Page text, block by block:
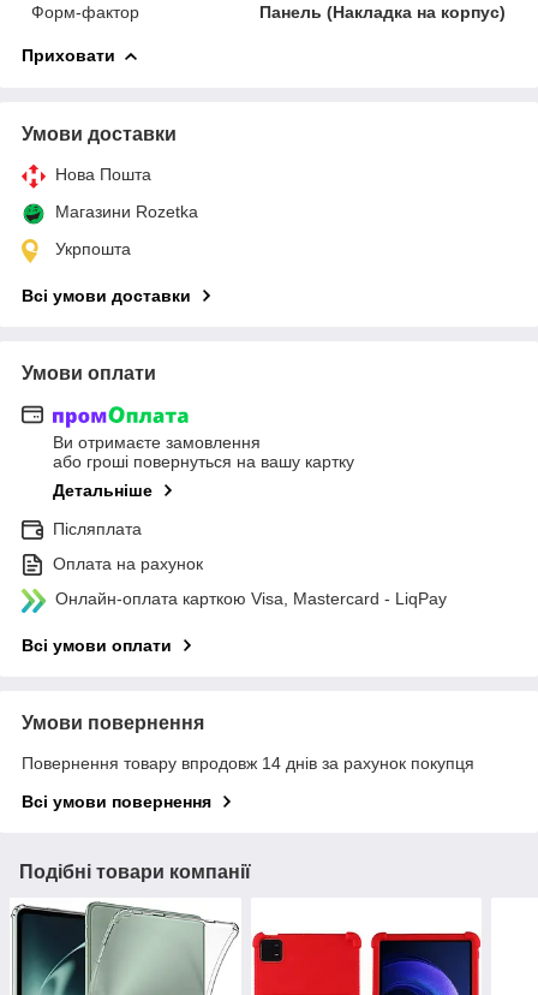
Форм-фактор
Панель (Накладка на корпус)
Приховати
Умови доставки
Нова Пошта
Магазини Rozetka
Укрпошта
Всі умови доставки
Умови оплати
Ви отримаєте замовлення
або гроші повернуться на вашу картку
Детальніше
Післяплата
Оплата на рахунок
Онлайн-оплата карткою Visa, Mastercard - LiqPay
Всі умови оплати
Умови повернення
Повернення товару впродовж 14 днів за рахунок покупця
Всі умови повернення
Подібні товари компанії